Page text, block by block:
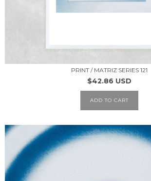
PRINT / MATRIZ SERIES 121
$42.86 USD
ADD TO CART